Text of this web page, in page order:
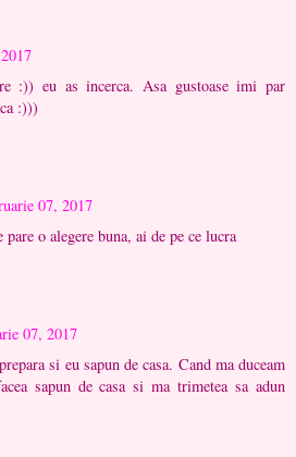
:)) eu as incerca. Asa gustoase imi par
:)))
07, 2017
o alegere buna, ai de pe ce lucra
07, 2017
si eu sapun de casa. Cand ma duceam
sapun de casa si ma trimetea sa adun